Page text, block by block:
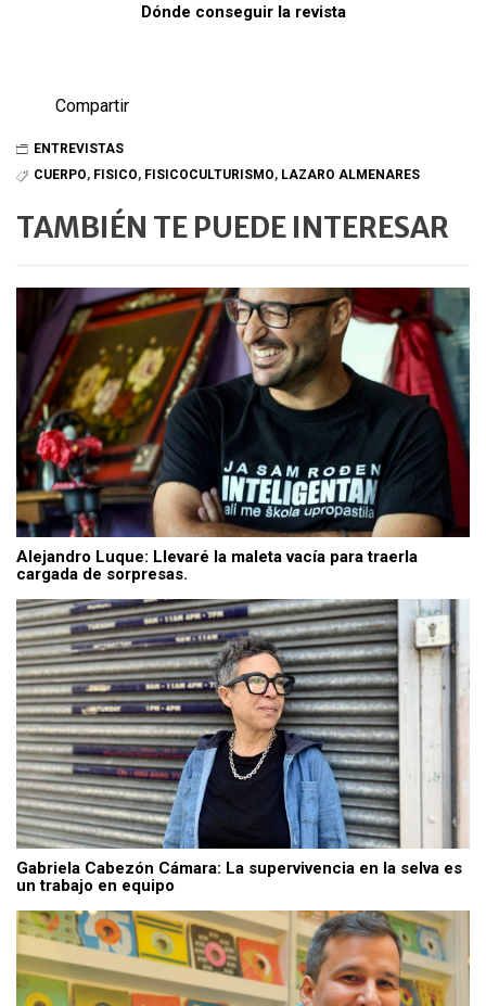
Dónde conseguir la revista
Compartir
ENTREVISTAS
CUERPO, FISICO, FISICOCULTURISMO, LAZARO ALMENARES
TAMBIÉN TE PUEDE INTERESAR
Alejandro Luque: Llevaré la maleta vacía para traerla
cargada de sorpresas.
Gabriela Cabezón Cámara: La supervivencia en la selva es
un trabajo en equipo